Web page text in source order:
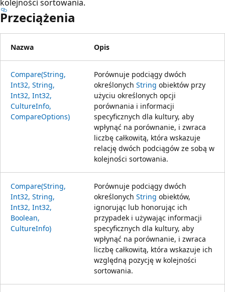
kolejności sortowania.
Przeciążenia
Nazwa Opis
Compare(String,
Int32, String,
Int32, Int32,
CultureInfo,
CompareOptions)
Porównuje podciągy dwóch
określonych String obiektów przy
użyciu określonych opcji
porównania i informacji
specyficznych dla kultury, aby
wpłynąć na porównanie, i zwraca
liczbę całkowitą, która wskazuje
relację dwóch podciągów ze sobą w
kolejności sortowania.
Compare(String,
Int32, String,
Int32, Int32,
Boolean,
CultureInfo)
Porównuje podciągy dwóch
określonych String obiektów,
ignorując lub honorując ich
przypadek i używając informacji
specyficznych dla kultury, aby
wpłynąć na porównanie, i zwraca
liczbę całkowitą, która wskazuje ich
względną pozycję w kolejności
sortowania.